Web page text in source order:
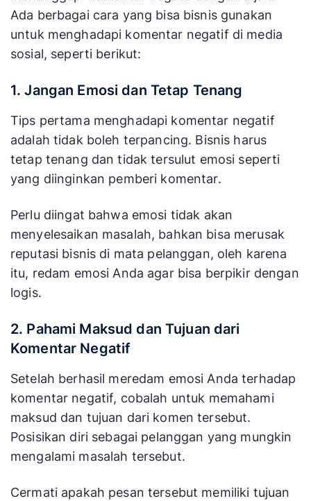
Ada berbagai cara yang bisa bisnis gunakan
untuk menghadapi komentar negatif di media
sosial, seperti berikut:
1. Jangan Emosi dan Tetap Tenang
Tips pertama menghadapi komentar negatif
adalah tidak boleh terpancing. Bisnis harus
tetap tenang dan tidak tersulut emosi seperti
yang diinginkan pemberi komentar.
Perlu diingat bahwa emosi tidak akan
menyelesaikan masalah, bahkan bisa merusak
reputasi bisnis di mata pelanggan, oleh karena
itu, redam emosi Anda agar bisa berpikir dengan
logis.
2. Pahami Maksud dan Tujuan dari
Komentar Negatif
Setelah berhasil meredam emosi Anda terhadap
komentar negatif, cobalah untuk memahami
maksud dan tujuan dari komen tersebut.
Posisikan diri sebagai pelanggan yang mungkin
mengalami masalah tersebut.
Cermati apakah pesan tersebut memiliki tujuan